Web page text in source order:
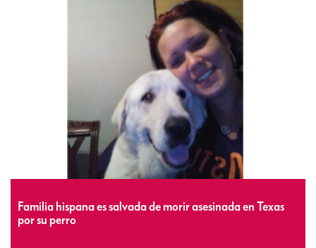
Familia hispana es salvada de morir asesinada en Texas
por su perro